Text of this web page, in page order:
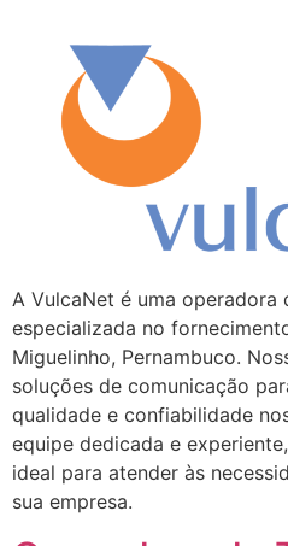
A VulcaNet é uma operadora
especializada no
Miguelinho, Pernambuco.
soluções de comunicação
qualidade e confiabilidade
equipe dedicada e
ideal para atender às
sua empresa.